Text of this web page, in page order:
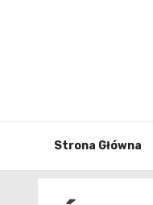
Strona Główna